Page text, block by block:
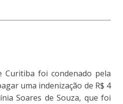
Curitiba foi condenado pela
uma indenização de R$ 4
Soares de Souza, que foi